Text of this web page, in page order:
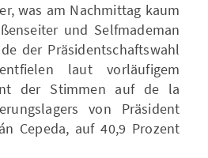
was am Nachmittag kaum
und Selfmademan
der Präsidentschaftswahl
laut vorläufigem
der Stimmen auf de la
von Präsident
Cepeda, auf 40,9 Prozent